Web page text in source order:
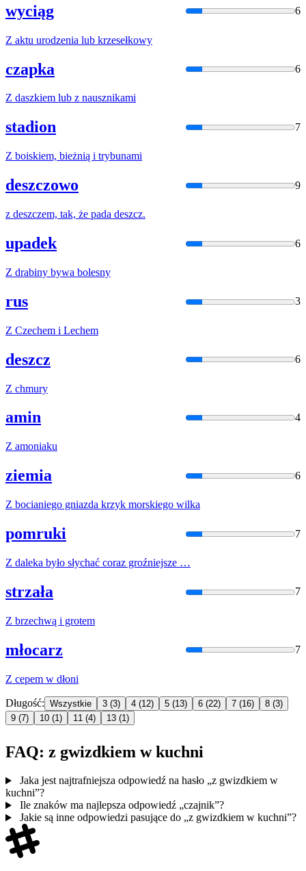
wyciąg 6
Z aktu urodzenia lub krzesełkowy
czapka 6
Z daszkiem lub z nausznikami
stadion 7
Z boiskiem, bieżnią i trybunami
deszczowo 9
z deszczem, tak, że pada deszcz.
upadek 6
Z drabiny bywa bolesny
rus 3
Z Czechem i Lechem
deszcz 6
Z chmury
amin 4
Z amoniaku
ziemia 6
Z bocianiego gniazda krzyk morskiego wilka
pomruki 7
Z daleka było słychać coraz groźniejsze …
strzała 7
Z brzechwą i grotem
młocarz 7
Z cepem w dłoni
Długość: Wszystkie 3 (3) 4 (12) 5 (13) 6 (22) 7 (16) 8 (3)
9 (7) 10 (1) 11 (4) 13 (1)
FAQ: z gwizdkiem w kuchni
Jaka jest najtrafniejsza odpowiedź na hasło „z gwizdkiem w
kuchni”?
Ile znaków ma najlepsza odpowiedź „czajnik”?
Jakie są inne odpowiedzi pasujące do „z gwizdkiem w kuchni”?